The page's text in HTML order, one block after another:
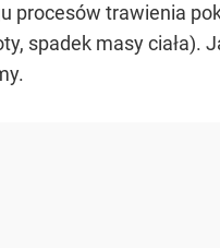
trawienia
spadek masy ciała).